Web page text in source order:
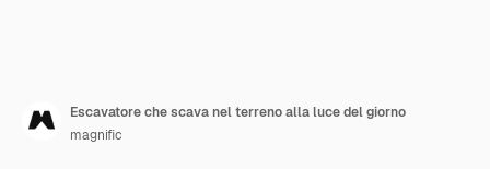
Escavatore che scava nel terreno alla luce del giorno
magnific